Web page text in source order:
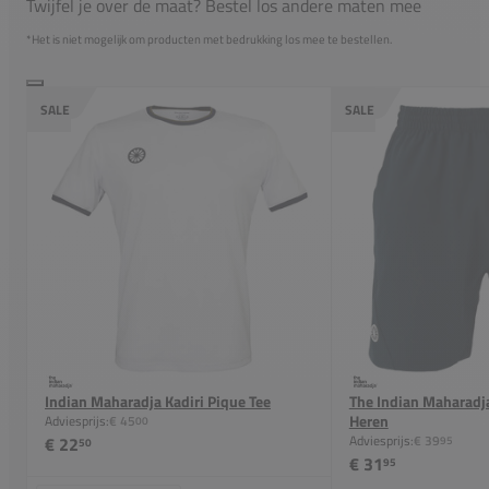
*Het is niet mogelijk om producten met bedrukking los mee te bestellen.
SALE
Indian Maharadja Kadiri Pique Tee
Adviesprijs:€ 4500
€ 2250
SALE
The Indian
Heren
Adviesprijs:€ 3995
€ 3195